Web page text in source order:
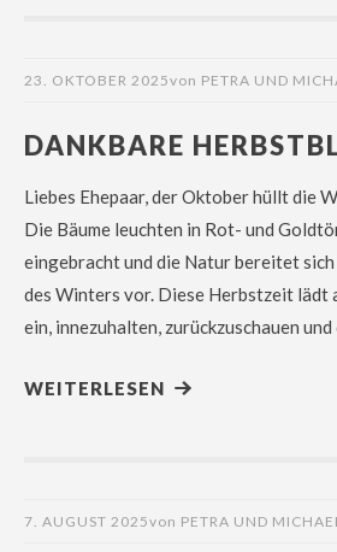
23. OKTOBER 2025von PETRA UND
DANKBARE
Liebes Ehepaar, der Oktober hüllt die
Die Bäume leuchten in Rot- und
eingebracht und die Natur bereitet sich
des Winters vor. Diese Herbstzeit lädt
ein, innezuhalten, zurückzuschauen
WEITERLESEN
7. AUGUST 2025von PETRA UND